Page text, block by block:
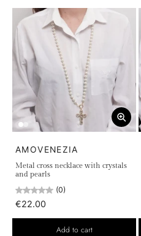
AMOVENEZIA
Metal cross necklace with crystals
and pearls
(0)
€22.00
Add to cart